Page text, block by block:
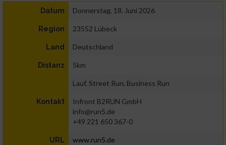
Datum Donnerstag, 18. Juni 2026
Region 23552 Lübeck
Land Deutschland
Distanz 5km
Lauf, Street Run, Business Run
Kontakt
Infront B2RUN GmbH
info@run5.de
+49 221 650 367-0
URL www.run5.de